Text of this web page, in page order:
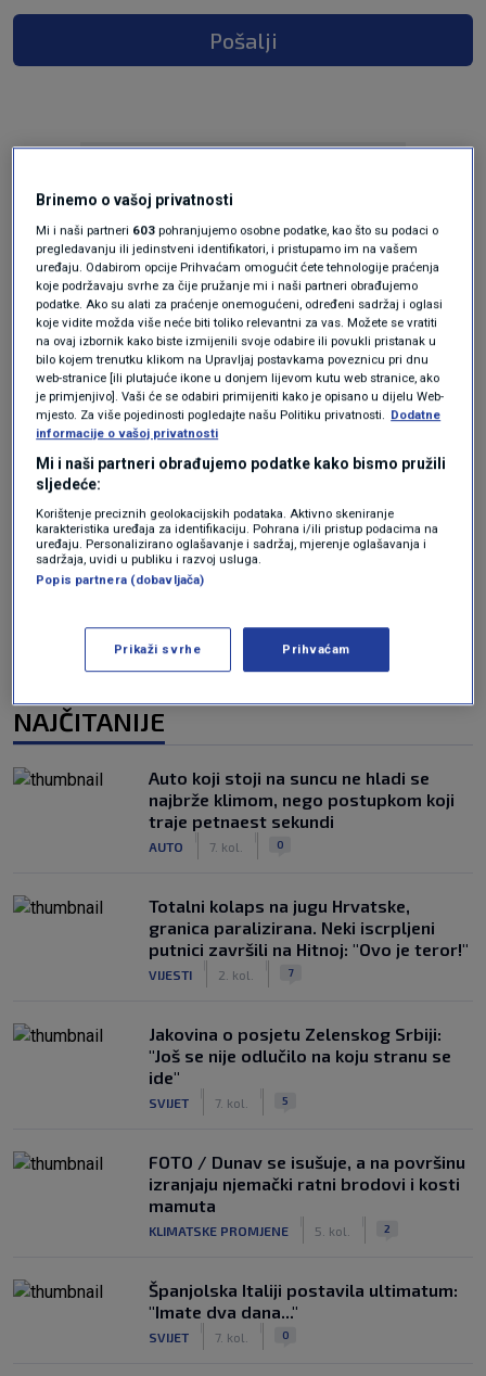
Pošalji
Oglas
Oglas
NAJČITANIJE
Auto koji stoji na suncu ne hladi se
najbrže klimom, nego postupkom koji
traje petnaest sekundi
AUTO 7. kol. 0
Totalni kolaps na jugu Hrvatske,
granica paralizirana. Neki iscrpljeni
putnici završili na Hitnoj: "Ovo je teror!"
VIJESTI 2. kol. 7
Jakovina o posjetu Zelenskog Srbiji:
"Još se nije odlučilo na koju stranu se
ide"
SVIJET 7. kol. 5
FOTO / Dunav se isušuje, a na površinu
izranjaju njemački ratni brodovi i kosti
mamuta
KLIMATSKE PROMJENE 5. kol. 2
Španjolska Italiji postavila ultimatum:
"Imate dva dana..."
SVIJET 7. kol. 0
Brinemo o vašoj privatnosti
Mi i naši partneri 603 pohranjujemo osobne podatke, kao što su podaci o
pregledavanju ili jedinstveni identifikatori, i pristupamo im na vašem
uređaju. Odabirom opcije Prihvaćam omogućit ćete tehnologije praćenja
koje podržavaju svrhe za čije pružanje mi i naši partneri obrađujemo
podatke. Ako su alati za praćenje onemogućeni, određeni sadržaj i oglasi
koje vidite možda više neće biti toliko relevantni za vas. Možete se vratiti
na ovaj izbornik kako biste izmijenili svoje odabire ili povukli pristanak u
bilo kojem trenutku klikom na Upravljaj postavkama poveznicu pri dnu
web-stranice [ili plutajuće ikone u donjem lijevom kutu web stranice, ako
je primjenjivo]. Vaši će se odabiri primijeniti kako je opisano u dijelu Web-
mjesto. Za više pojedinosti pogledajte našu Politiku privatnosti. Dodatne
informacije o vašoj privatnosti
Mi i naši partneri obrađujemo podatke kako bismo pružili
sljedeće:
Korištenje preciznih geolokacijskih podataka. Aktivno skeniranje
karakteristika uređaja za identifikaciju. Pohrana i/ili pristup podacima na
uređaju. Personalizirano oglašavanje i sadržaj, mjerenje oglašavanja i
sadržaja, uvidi u publiku i razvoj usluga.
Popis partnera (dobavljača)
Prikaži svrhe Prihvaćam